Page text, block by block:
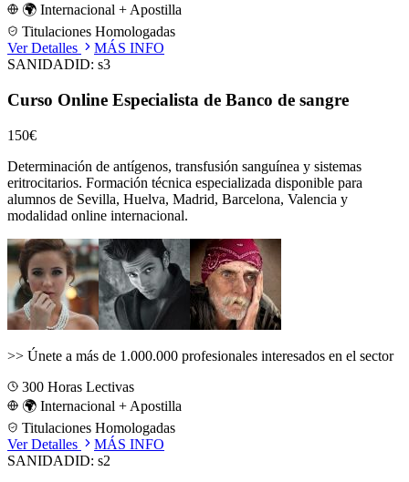
🌍 Internacional + Apostilla
Titulaciones Homologadas
Ver Detalles
MÁS INFO
SANIDADID: s3
Curso Online Especialista de Banco de sangre
150€
Determinación de antígenos, transfusión sanguínea y sistemas
eritrocitarios. Formación técnica especializada disponible para
alumnos de Sevilla, Huelva, Madrid, Barcelona, Valencia y
modalidad online internacional.
>> Únete a más de 1.000.000 profesionales interesados en el sector
300 Horas Lectivas
🌍 Internacional + Apostilla
Titulaciones Homologadas
Ver Detalles
MÁS INFO
SANIDADID: s2